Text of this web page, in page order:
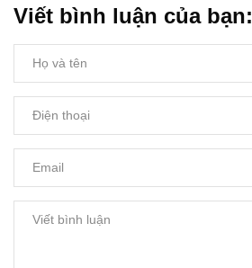
Viết bình luận của bạn: